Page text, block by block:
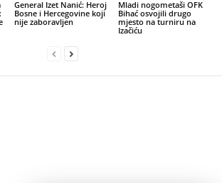
General Izet Nanić: Heroj
Bosne i Hercegovine koji
nije zaboravljen
Mladi nogometaši OFK
Bihać osvojili drugo
mjesto na turniru na
Izačiću